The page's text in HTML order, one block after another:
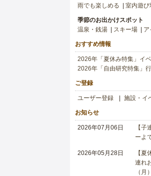
雨でも楽しめる
室内遊び
季節のお出かけスポット
温泉・銭湯
スキー場 ア
おすすめ情報
2026年「夏休み特集」イ
2026年「自由研究特集」
ご登録
ユーザー登録 施設・イ
お知らせ
2026年07月06日
【
ーよ
2026年05月28日
【
連れ
（月